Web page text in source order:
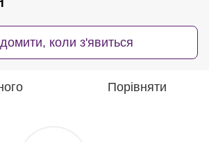
коли з'явиться
Порівняти